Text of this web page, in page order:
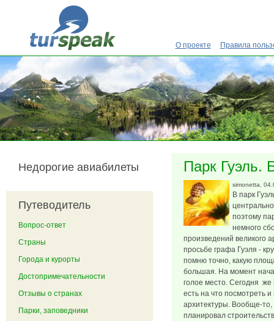
Перейти к основному содержанию
О проекте Правила
Парк Гуэль.
simonetta ,
В парк
поэтому
немного
произведений великого
просьбе графа Гуэля -
помню точно, какую
большая. На момент
голое место. Сегодня же
есть на что посмотреть
архитектуры. Вообще-то,
планировал
Недорогие авиабилеты
Путеводитель
Вопрос-ответ
Страны
Города и курорты
Достопримечательности
Отзывы о странах
Парки, заповедники